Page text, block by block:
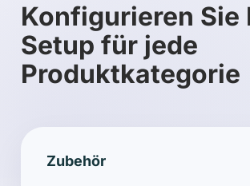
Konfigurieren Sie
Setup für jede
Produktkategorie
Zubehör